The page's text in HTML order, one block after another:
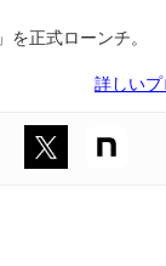
」を正式ローンチ。
詳しいプ